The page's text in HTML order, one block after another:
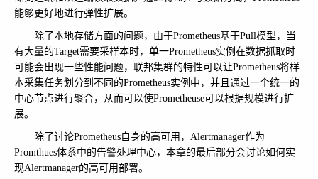
能够更好地进行弹性扩展。
除了本地存储方面的问题，由于Prometheus基于Pull模型，当
有大量的Target需要采样本时，单一Prometheus实例在数据抓取时
可能会出现一些性能问题，联邦集群的特性可以让Prometheus将样
本采集任务划分到不同的Prometheus实例中，并且通过一个统一的
中心节点进行聚合，从而可以使Prometheuse可以根据规模进行扩
展。
除了讨论Prometheus自身的高可用，Alertmanager作为
Promthues体系中的告警处理中心，本章的最后部分会讨论如何实
现Alertmanager的高可用部署。